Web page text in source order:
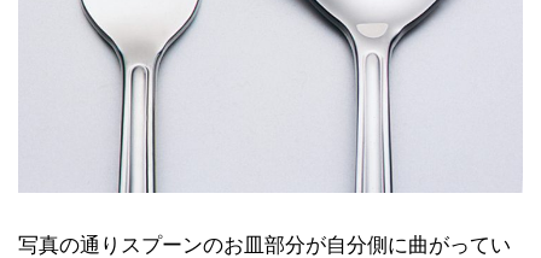
写真の通りスプーンのお皿部分が自分側に曲がってい